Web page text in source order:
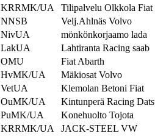
KRRMK/UA
Tilipalvelu Olkkola Fiat
NNSB
Velj.Ahlnäs Volvo
NivUA
mönkönkorjaamo lada
LakUA
Lahtiranta Racing saab
OMU
Fiat Abarth
HvMK/UA
Mäkiosat Volvo
VetUA
Klemolan Betoni Fiat
OuMK/UA
Kintunperä Racing
PuMK/UA
Konehuolto Tojota
KRRMK/UA
JACK-STEEL VW